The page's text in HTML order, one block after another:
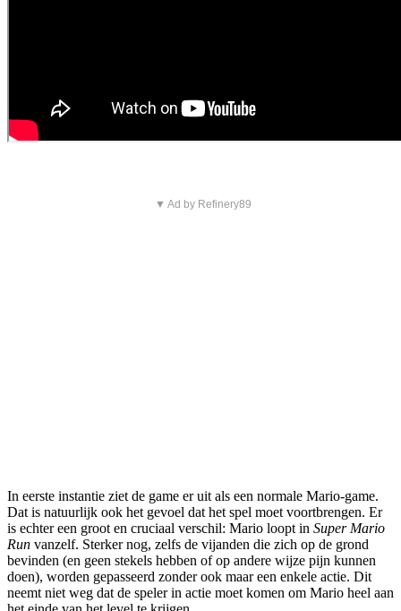
▼ Ad by Refinery89
In eerste instantie ziet de game er uit als een normale Mario-game.
Dat is natuurlijk ook het gevoel dat het spel moet voortbrengen. Er
is echter een groot en cruciaal verschil: Mario loopt in Super Mario
Run vanzelf. Sterker nog, zelfs de vijanden die zich op de grond
bevinden (en geen stekels hebben of op andere wijze pijn kunnen
doen), worden gepasseerd zonder ook maar een enkele actie. Dit
neemt niet weg dat de speler in actie moet komen om Mario heel aan